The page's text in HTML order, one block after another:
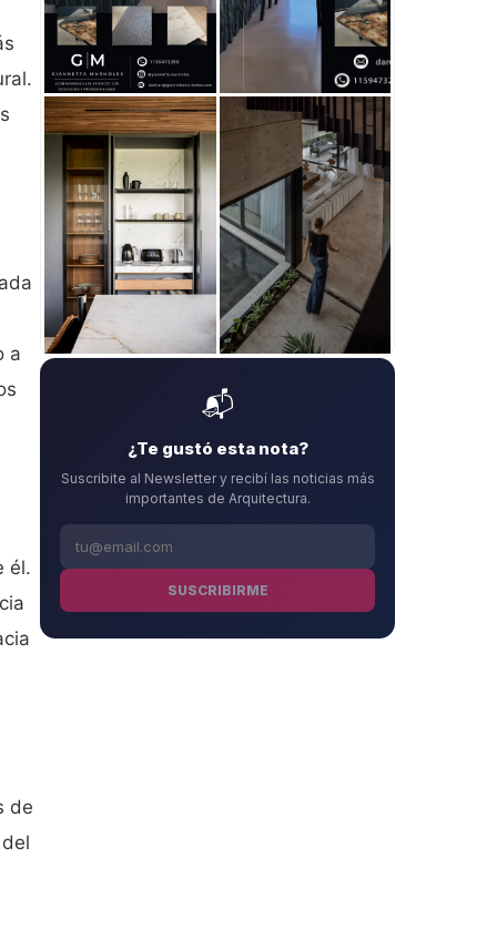
.
a
él.
de
📬
¿Te gustó esta nota?
Suscribite al Newsletter y recibí las noticias más
importantes de Arquitectura.
SUSCRIBIRME